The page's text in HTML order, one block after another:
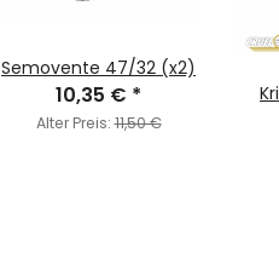
Semovente 47/32 (x2)
10,35 € *
Alter Preis:11,50 €